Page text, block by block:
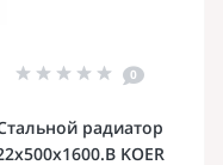
0
радиатор
KOER